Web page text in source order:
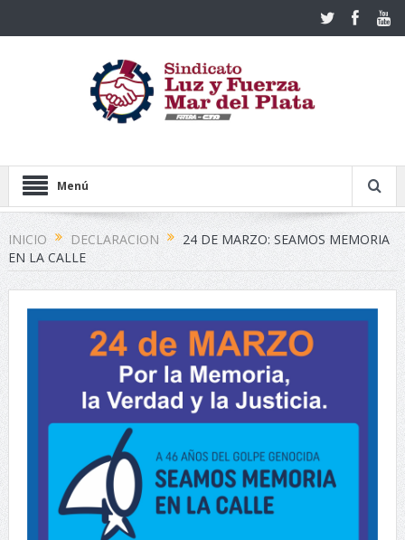
Menú
INICIO DECLARACION
24 DE MARZO: SEAMOS MEMORIA
EN LA CALLE